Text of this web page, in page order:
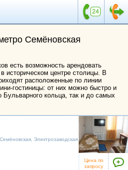
Семёновская
есть возможность арендовать
историческом центре столицы. В
расположенные по линии
гостиницы: от них можно быстро и
Бульварного кольца, так и до самых
Хостелы у метро Семеновская
Большого и Малого театров,
площади. Еще меньше
возле Курского,
и Казанского железнодорожных
наземным транспортом, то гости
до парков Лефортово и
реки Яузы.
Семёновская Электрозаводская
Цена по
запросу